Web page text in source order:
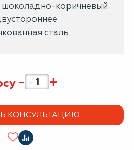
шоколадно-коричневый
сталь
- +
КОНСУЛЬТАЦИЮ